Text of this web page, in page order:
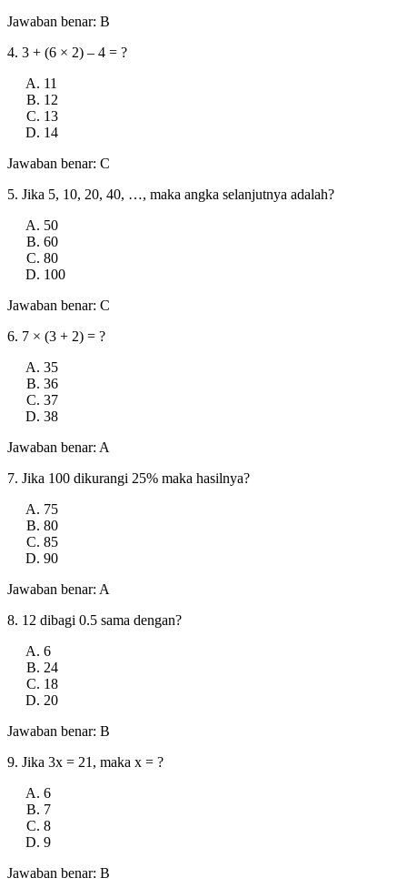
Jawaban benar: B
4. 3 + (6 × 2) – 4 = ?
11
12
13
14
Jawaban benar: C
5. Jika 5, 10, 20, 40, …, maka angka selanjutnya adalah?
50
60
80
100
Jawaban benar: C
6. 7 × (3 + 2) = ?
35
36
37
38
Jawaban benar: A
7. Jika 100 dikurangi 25% maka hasilnya?
75
80
85
90
Jawaban benar: A
8. 12 dibagi 0.5 sama dengan?
6
24
18
20
Jawaban benar: B
9. Jika 3x = 21, maka x = ?
6
7
8
9
Jawaban benar: B